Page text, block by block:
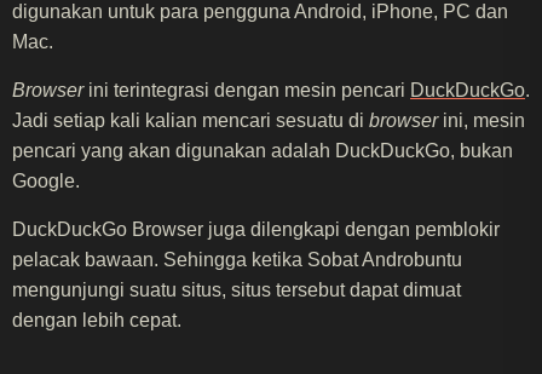
digunakan untuk para pengguna Android, iPhone, PC dan
Mac.
Browserini terintegrasi dengan mesin pencari DuckDuckGo.
Jadi setiap kali kalian mencari sesuatu di browserini, mesin
pencari yang akan digunakan adalah DuckDuckGo, bukan
Google.
DuckDuckGo Browser juga dilengkapi dengan pemblokir
pelacak bawaan. Sehingga ketika Sobat Androbuntu
mengunjungi suatu situs, situs tersebut dapat dimuat
dengan lebih cepat.